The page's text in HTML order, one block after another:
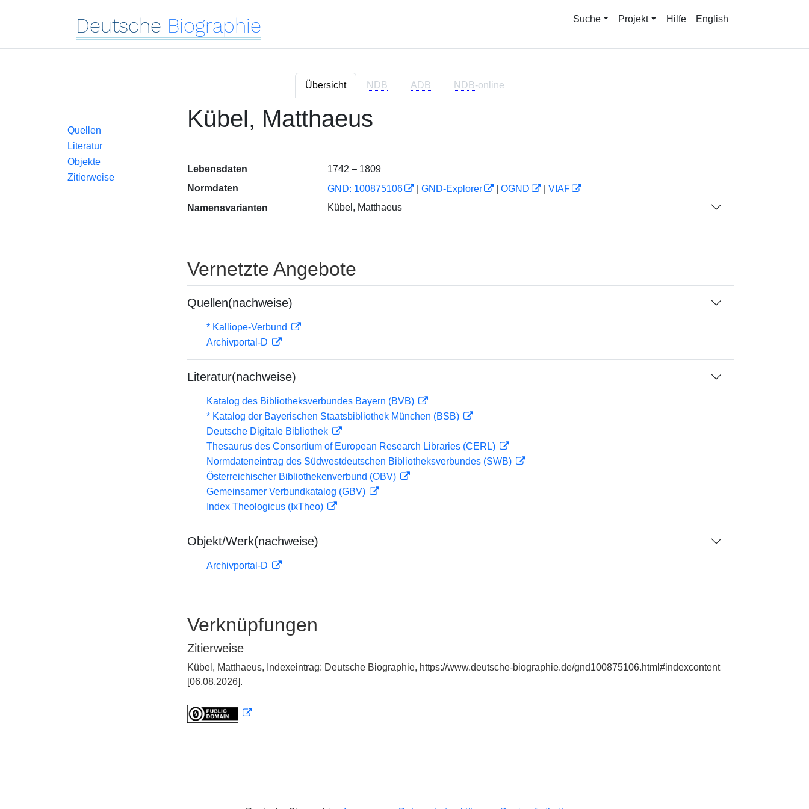
Deutsche Biographie Suche Projekt Hilfe English
Übersicht NDB ADB NDB-online
Quellen
Literatur
Objekte
Zitierweise
Kübel, Matthaeus
Lebensdaten
1742 – 1809
Normdaten
GND: 100875106 GND-Explorer OGND
VIAF
Namensvarianten
Kübel, Matthaeus
Vernetzte Angebote
Quellen(nachweise)
* Kalliope-Verbund
Archivportal-D
Literatur(nachweise)
Katalog des Bibliotheksverbundes Bayern (BVB)
* Katalog der Bayerischen Staatsbibliothek München (BSB)
Deutsche Digitale Bibliothek
Thesaurus des Consortium of European Research Libraries (CERL)
Normdateneintrag des Südwestdeutschen Bibliotheksverbundes (SWB)
Österreichischer Bibliothekenverbund (OBV)
Gemeinsamer Verbundkatalog (GBV)
Index Theologicus (IxTheo)
Objekt/Werk(nachweise)
Archivportal-D
Verknüpfungen
Zitierweise
Kübel, Matthaeus, Indexeintrag: Deutsche Biographie, https://www.deutsche-biographie.de/gnd100875106.html#indexcontent
[06.08.2026].